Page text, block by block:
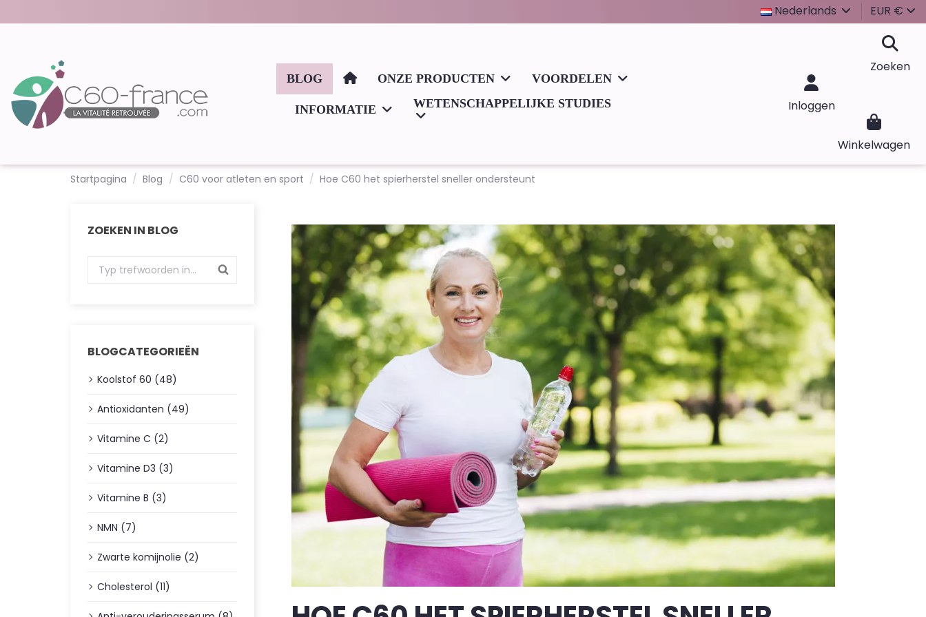
Nederlands EUR €
BLOG ONZE PRODUCTEN VOORDELEN
INFORMATIE WETENSCHAPPELIJKE STUDIES
Zoeken
Inloggen
Winkelwagen
Startpagina Blog C60 voor atleten en sport Hoe C60 het spierherstel sneller ondersteunt
ZOEKEN IN BLOG
BLOGCATEGORIEËN
Koolstof 60 (48)
Antioxidanten (49)
Vitamine C (2)
Vitamine D3 (3)
Vitamine B (3)
NMN (7)
Zwarte komijnolie (2)
Cholesterol (11)